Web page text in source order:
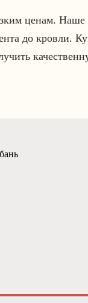
ценам. Наше
до кровли.